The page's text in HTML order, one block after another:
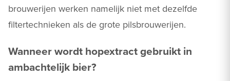
brouwerijen werken namelijk niet met dezelfde
filtertechnieken als de grote pilsbrouwerijen.
Wanneer wordt hopextract gebruikt in
ambachtelijk bier?